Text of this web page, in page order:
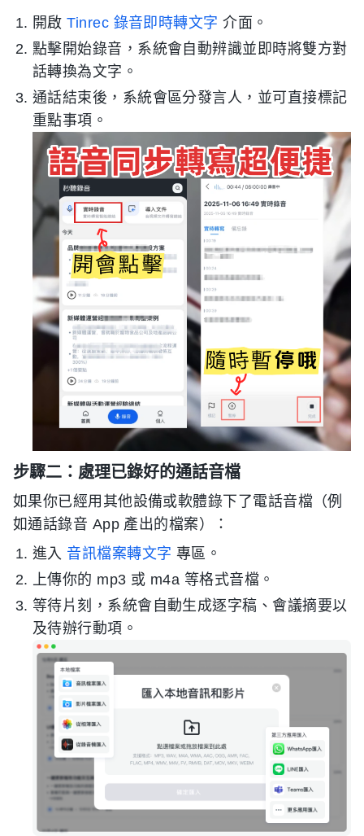
開啟Tinrec 錄音即時轉文字 介面。
點擊開始錄音，系統會自動辨識並即時將雙方對
話轉換為文字。
通話結束後，系統會區分發言人，並可直接標記
重點事項。
步驟二：處理已錄好的通話音檔
如果你已經用其他設備或軟體錄下了電話音檔（例
如通話錄音 App 產出的檔案）：
進入 音訊檔案轉文字 專區。
上傳你的 mp3 或 m4a 等格式音檔。
等待片刻，系統會自動生成逐字稿、會議摘要以
及待辦行動項。